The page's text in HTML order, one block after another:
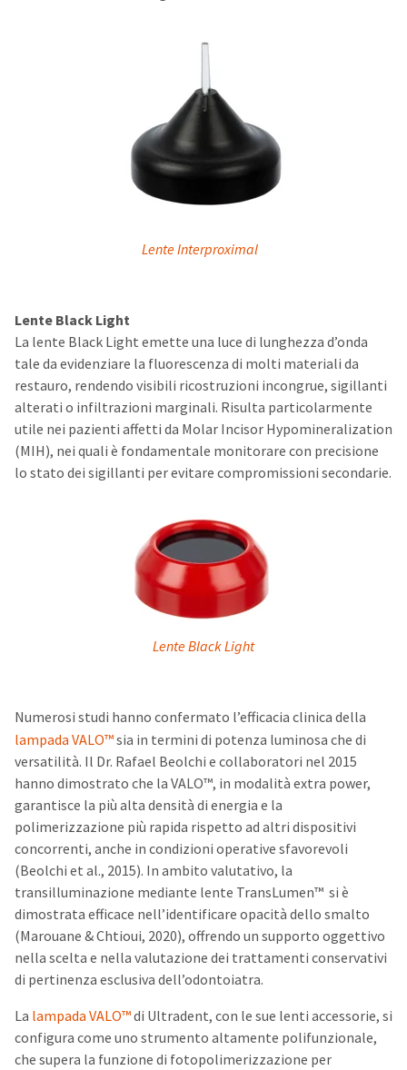
Lente Interproximal
Lente Black Light
La lente Black Light emette una luce di lunghezza d’onda
tale da evidenziare la fluorescenza di molti materiali da
restauro, rendendo visibili ricostruzioni incongrue, sigillanti
alterati o infiltrazioni marginali. Risulta particolarmente
utile nei pazienti affetti da Molar Incisor Hypomineralization
(MIH), nei quali è fondamentale monitorare con precisione
lo stato dei sigillanti per evitare compromissioni secondarie.
Lente Black Light
Numerosi studi hanno confermato l’efficacia clinica della
lampada VALO™sia in termini di potenza luminosa che di
versatilità. Il Dr. Rafael Beolchi e collaboratori nel 2015
hanno dimostrato che la VALO™, in modalità extra power,
garantisce la più alta densità di energia e la
polimerizzazione più rapida rispetto ad altri dispositivi
concorrenti, anche in condizioni operative sfavorevoli
(Beolchi et al., 2015). In ambito valutativo, la
transilluminazione mediante lente TransLumen™ si è
dimostrata efficace nell’identificare opacità dello smalto
(Marouane & Chtioui, 2020), offrendo un supporto oggettivo
nella scelta e nella valutazione dei trattamenti conservativi
di pertinenza esclusiva dell’odontoiatra.
La lampada VALO™di Ultradent, con le sue lenti accessorie, si
configura come uno strumento altamente polifunzionale,
che supera la funzione di fotopolimerizzazione per